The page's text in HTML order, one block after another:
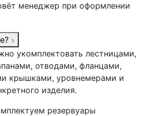
менеджер при оформлении
укомплектовать лестницами,
отводами, фланцами,
крышками, уровнемерами и
изделия.
резервуары